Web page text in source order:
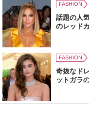
FASHION
話題の人
のレッド
FASHION
奇抜なド
ットガラ